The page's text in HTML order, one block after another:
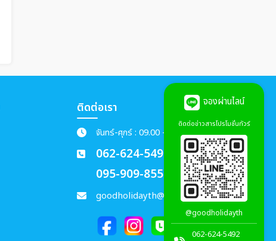
ติดต่อเรา
จันทร์-ศุกร์ : 09.00 - 18.00 น.
062-624-5492
095-909-8551
goodholidayth@gmail.com
จองผ่านไลน์
ติดต่อข่าวสารโปรโมชั่นทัวร์
@goodholidayth
062-624-5492